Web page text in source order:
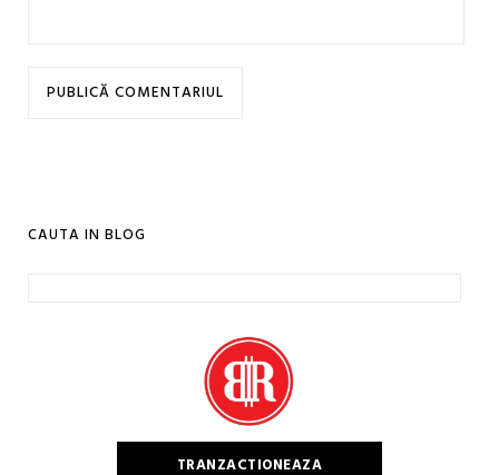
CAUTA IN BLOG
TRANZACTIONEAZA